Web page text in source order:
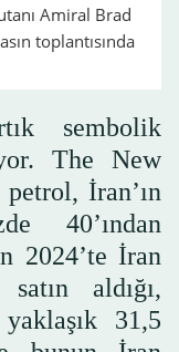
Amiral Brad
toplantısında
sembolik
The New
İran’ın
40’ından
2024’te İran
aldığı,
31,5